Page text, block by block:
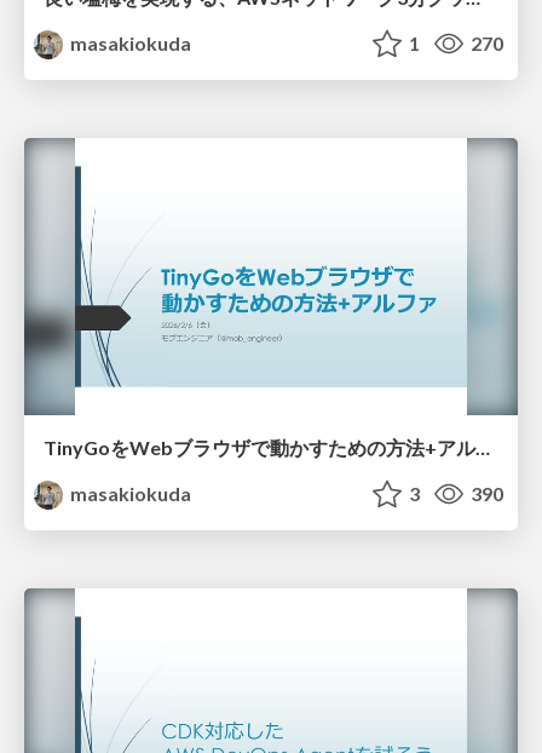
masakiokuda
1 270
TinyGoをWebブラウザで動かすための方法+アルファ_20260201
masakiokuda
3 390